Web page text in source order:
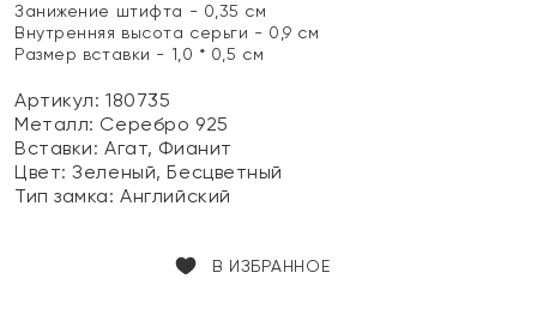
Занижение штифта - 0,35 см
Внутренняя высота серьги - 0,9 см
Размер вставки - 1,0 * 0,5 см
Артикул: 180735
Металл: Серебро 925
Вставки:Агат, Фианит
Цвет:Зеленый, Бесцветный
Тип замка:Английский
В ИЗБРАННОЕ